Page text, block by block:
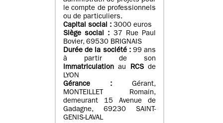
le compte de professionnels
ou de particuliers.
Capital social : 3000 euros
Siège social : 37 Rue Paul
Bovier, 69530 BRIGNAIS
Durée de la société : 99 ans
à partir de son
immatriculation au RCSde
LYON
Gérance :
Gérant,
MONTEILLET Romain,
demeurant 15 Avenue de
Gadagne, 69230 SAINT-
GENIS-LAVAL